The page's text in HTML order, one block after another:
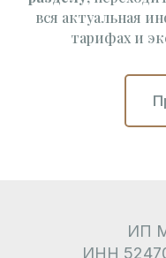
вся актуальная
тарифах и
ИП
ИНН